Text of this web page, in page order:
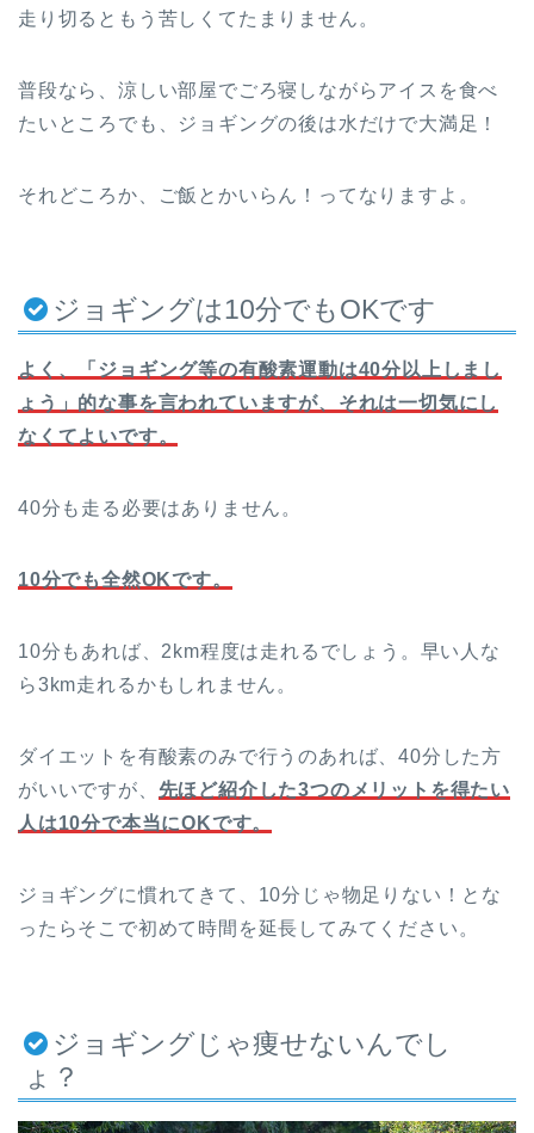
走り切るともう苦しくてたまりません。
普段なら、涼しい部屋でごろ寝しながらアイスを食べ
たいところでも、ジョギングの後は水だけで大満足！
それどころか、ご飯とかいらん！ってなりますよ。
ジョギングは10分でもOKです
よく、「ジョギング等の有酸素運動は40分以上しまし
ょう」的な事を言われていますが、それは一切気にし
なくてよいです。
40分も走る必要はありません。
10分でも全然OKです。
10分もあれば、2km程度は走れるでしょう。早い人な
ら3km走れるかもしれません。
ダイエットを有酸素のみで行うのあれば、40分した方
がいいですが、 先ほど紹介した3つのメリットを得たい
人は10分で本当にOKです。
ジョギングに慣れてきて、10分じゃ物足りない！とな
ったらそこで初めて時間を延長してみてください。
ジョギングじゃ痩せないんでし
ょ？